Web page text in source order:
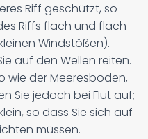
Riff geschützt, so
Riffs flach und flach
Windstößen).
auf den Wellen reiten.
wie der Meeresboden,
Sie jedoch bei Flut auf;
so dass Sie sich auf
müssen.